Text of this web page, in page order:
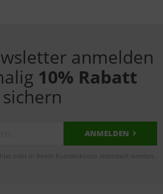
anmelden
10% Rabatt
sichern
ANMELDEN
oder in Ihrem Kundenkonto abbestellt werden.